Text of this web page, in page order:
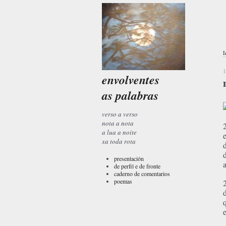
envolventes
as palabras
verso a verso
nota a nota
a lua a noite
xa toda rota
presentación
de perfil e de fronte
caderno de comentarios
poemas